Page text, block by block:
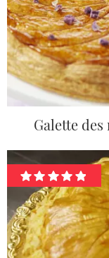
Galette